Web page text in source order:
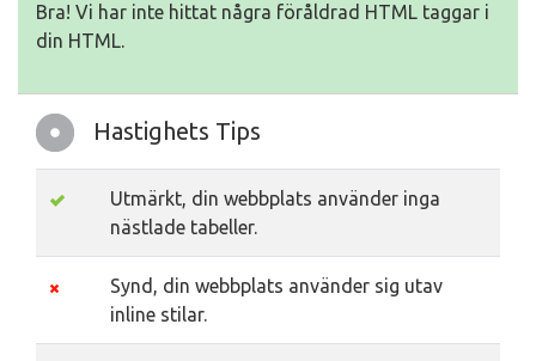
Bra! Vi har inte hittat några föråldrad HTML taggar i
din HTML.
Hastighets Tips
Utmärkt, din webbplats använder inga
nästlade tabeller.
Synd, din webbplats använder sig utav
inline stilar.